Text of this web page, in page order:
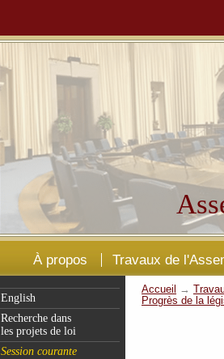
À propos Travaux de
English
Recherche dans
les projets de loi
Session courante
Accueil →
Progrès de la